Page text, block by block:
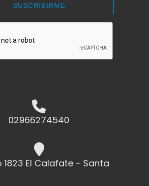
SUSCRIBIRME
02966274540
1823 El Calafate - Santa